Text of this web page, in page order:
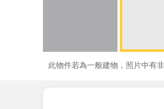
此物件若為一般建物，照片中有